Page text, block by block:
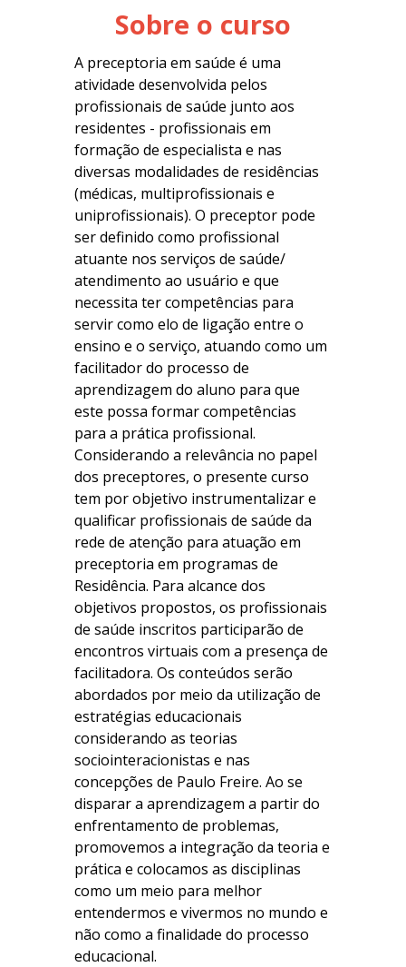
Sobre o curso
A preceptoria em saúde é uma
atividade desenvolvida pelos
profissionais de saúde junto aos
residentes - profissionais em
formação de especialista e nas
diversas modalidades de residências
(médicas, multiprofissionais e
uniprofissionais). O preceptor pode
ser definido como profissional
atuante nos serviços de saúde/
atendimento ao usuário e que
necessita ter competências para
servir como elo de ligação entre o
ensino e o serviço, atuando como um
facilitador do processo de
aprendizagem do aluno para que
este possa formar competências
para a prática profissional.
Considerando a relevância no papel
dos preceptores, o presente curso
tem por objetivo instrumentalizar e
qualificar profissionais de saúde da
rede de atenção para atuação em
preceptoria em programas de
Residência. Para alcance dos
objetivos propostos, os profissionais
de saúde inscritos participarão de
encontros virtuais com a presença de
facilitadora. Os conteúdos serão
abordados por meio da utilização de
estratégias educacionais
considerando as teorias
sociointeracionistas e nas
concepções de Paulo Freire. Ao se
disparar a aprendizagem a partir do
enfrentamento de problemas,
promovemos a integração da teoria e
prática e colocamos as disciplinas
como um meio para melhor
entendermos e vivermos no mundo e
não como a finalidade do processo
educacional.